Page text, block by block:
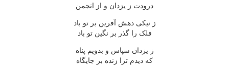
درودت ز یزدان و از انجمن
ز نیکی دهش آفرین بر تو باد
فلک را گذر بر نگین تو باد
ز یزدان سپاس و بدویم پناه
که دیدم ترا زنده بر جایگاه